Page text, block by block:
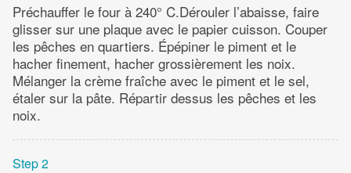
Préchauffer le four à 240° C.Dérouler l’abaisse, faire
glisser sur une plaque avec le papier cuisson. Couper
les pêches en quartiers. Épépiner le piment et le
hacher finement, hacher grossièrement les noix.
Mélanger la crème fraîche avec le piment et le sel,
étaler sur la pâte. Répartir dessus les pêches et les
noix.
Step 2